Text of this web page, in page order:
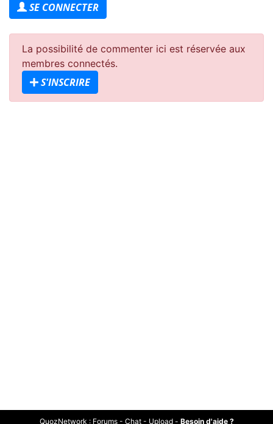
SE CONNECTER
La possibilité de commenter ici est réservée aux
membres connectés.
S'INSCRIRE
QuozNetwork : Forums- Chat- Upload- Besoin d'aide ?